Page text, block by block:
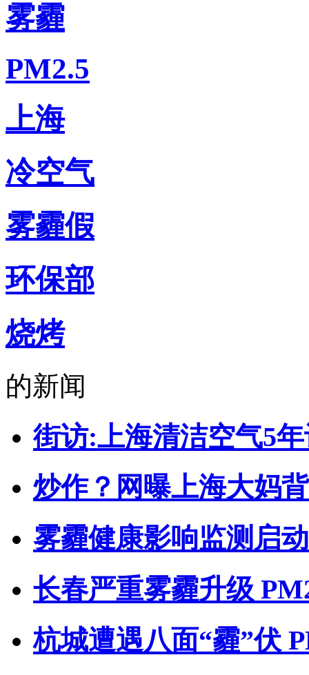
雾霾
PM2.5
上海
冷空气
雾霾假
环保部
烧烤
的新闻
街访:上海清洁空气5
炒作？网曝上海大妈
雾霾健康影响监测启
长春严重雾霾升级
杭城遭遇八面“霾”伏